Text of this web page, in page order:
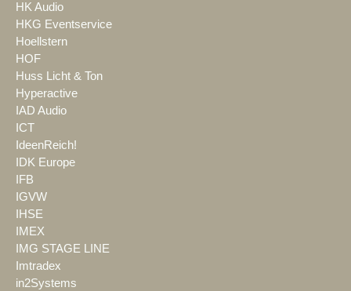
HK Audio
HKG Eventservice
Hoellstern
HOF
Huss Licht & Ton
Hyperactive
IAD Audio
ICT
IdeenReich!
IDK Europe
IFB
IGVW
IHSE
IMEX
IMG STAGE LINE
Imtradex
in2Systems